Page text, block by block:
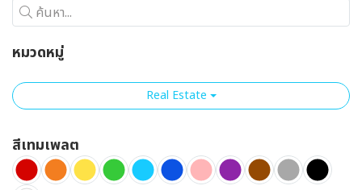
ค้นหา...
หมวดหมู่
Real Estate
สีเทมเพลต